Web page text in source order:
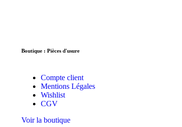
Boutique : Pièces d'usure
Compte client
Mentions Légales
Wishlist
CGV
Voir la boutique